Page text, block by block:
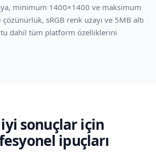
minimum 1400×1400 ve maksimum
sRGB renk uzayı ve 5MB altı
dahil tüm platform özelliklerini
iyi sonuçlar için
ipuçları